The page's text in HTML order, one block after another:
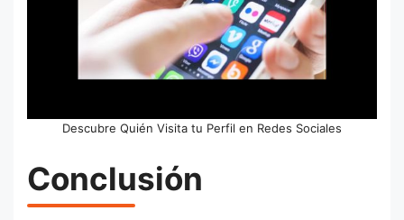
Descubre Quién Visita tu Perfil en Redes Sociales
Conclusión